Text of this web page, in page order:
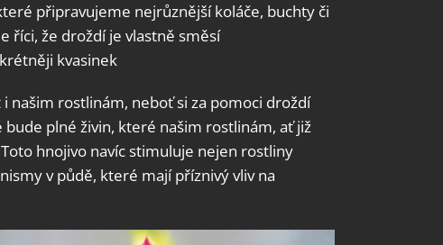
připravujeme nejrůznější koláče, buchty či
říci, že droždí je vlastně směsí
kvasinek
našim rostlinám, neboť si za pomoci droždí
plné živin, které našim rostlinám, ať již
hnojivo navíc stimuluje nejen rostliny
v půdě, které mají příznivý vliv na